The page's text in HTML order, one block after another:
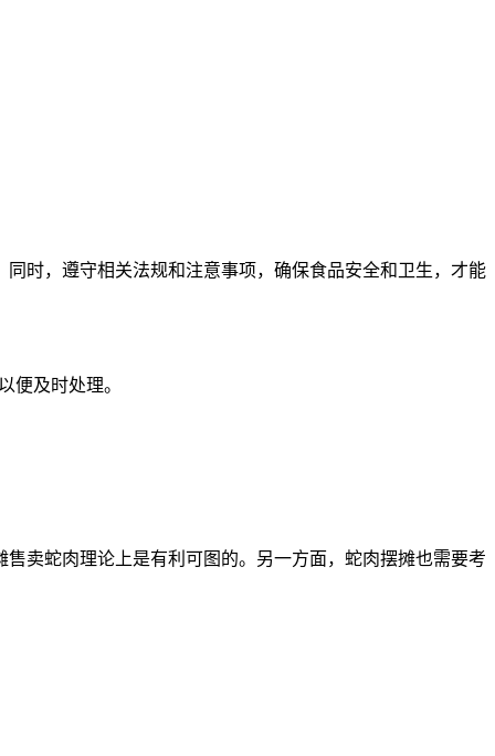
时，遵守相关法规和注意事项，确保食品安全和卫生，才能
便及时处理。
卖蛇肉理论上是有利可图的。另一方面，蛇肉摆摊也需要考